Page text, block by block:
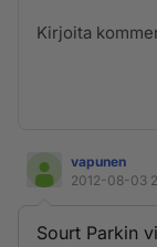
vapunen
2012-08-03
Sourt Parkin